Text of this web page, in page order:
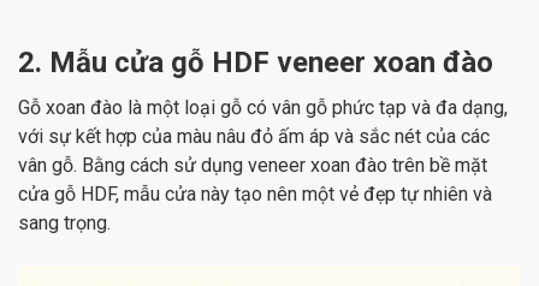
2. Mẫu cửa gỗ HDF veneer xoan đào
Gỗ xoan đào là một loại gỗ có vân gỗ phức tạp và đa dạng,
với sự kết hợp của màu nâu đỏ ấm áp và sắc nét của các
vân gỗ. Bằng cách sử dụng veneer xoan đào trên bề mặt
cửa gỗ HDF, mẫu cửa này tạo nên một vẻ đẹp tự nhiên và
sang trọng.